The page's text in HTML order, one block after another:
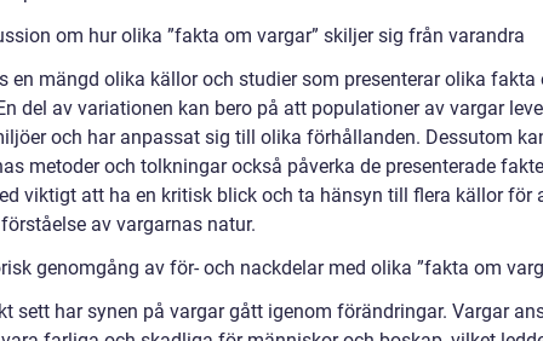
om hur olika ”fakta om vargar” skiljer sig från varandra
en mängd olika källor och studier som presenterar olika fakta
del av variationen kan bero på att populationer av vargar
och har anpassat sig till olika förhållanden. Dessutom
metoder och tolkningar också påverka de presenterade
viktigt att ha en kritisk blick och ta hänsyn till flera källor för
av vargarnas natur.
genomgång av för- och nackdelar med olika ”fakta om
sett har synen på vargar gått igenom förändringar. Vargar